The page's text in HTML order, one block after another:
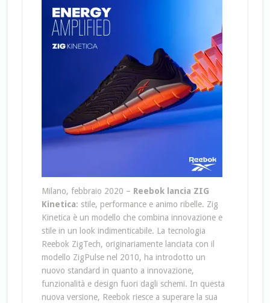
Milano, febbraio 2020 – Reebok lancia ZIG
Kinetica: stile, performance e animo ribelle. Zig
Kinetica è un modello che combina innovazione e
stile in un look indimenticabile. La tecnologia
Reebok ZigTech, originariamente lanciata con il
modello ZigPulse nel 2010, ha introdotto un
nuovo standard in quanto a innovazione,
funzionalità e design fuori dagli schemi. In questa
nuova versione, Reebok riesce a superare la sua